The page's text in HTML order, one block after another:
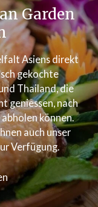
Garden
Asiens direkt
gekochte
Thailand, die
geniessen, nach
können.
auch unser
Verfügung.